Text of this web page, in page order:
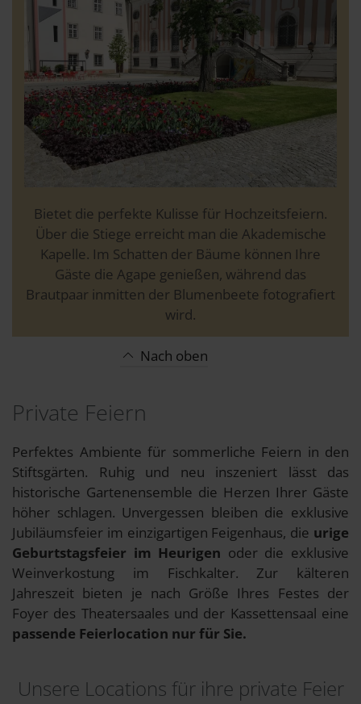
Bietet die perfekte Kulisse für Hochzeitsfeiern.
Über die Stiege erreicht man die Akademische
Kapelle. Im Schatten der Bäume können Ihre
Gäste die Agape genießen, während das
Brautpaar inmitten der Blumenbeete fotografiert
wird.
Nach oben
Private Feiern
Perfektes Ambiente für sommerliche Feiern in den
Stiftsgärten. Ruhig und neu inszeniert lässt das
historische Gartenensemble die Herzen Ihrer Gäste
höher schlagen. Unvergessen bleiben die exklusive
Jubiläumsfeier im einzigartigen Feigenhaus, die urige
Geburtstagsfeier im Heurigen oder die exklusive
Weinverkostung im Fischkalter. Zur kälteren
Jahreszeit bieten je nach Größe Ihres Festes der
Foyer des Theatersaales und der Kassettensaal eine
passende Feierlocation nur für Sie.
Unsere Locations für ihre private Feier